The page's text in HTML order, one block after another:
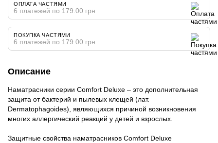
ОПЛАТА ЧАСТЯМИ
6 платежей по 179.00 грн
ПОКУПКА ЧАСТЯМИ
6 платежей по 179.00 грн
Описание
Наматрасники серии Comfort Deluxe – это дополнительная
защита от бактерий и пылевых клещей (лат.
Dermatophagoides), являющихся причиной возникновения
многих аллергический реакций у детей и взрослых.
Защитные свойства наматрасников Comfort Deluxe